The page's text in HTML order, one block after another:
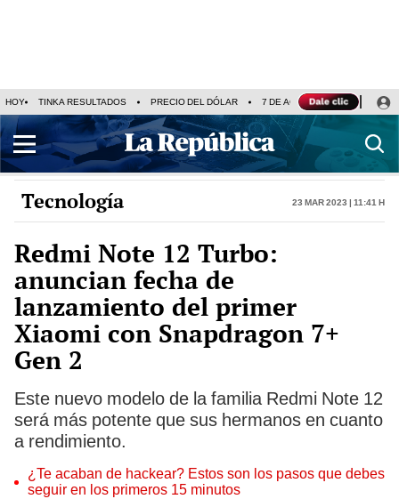
HOY TINKA RESULTADOS PRECIO DEL DÓLAR 7 DE AGOSTO OLLANTA
Tecnología 23 Mar 2023 | 11:41 h
Redmi Note 12 Turbo:
anuncian fecha de
lanzamiento del primer
Xiaomi con Snapdragon 7+
Gen 2
Este nuevo modelo de la familia Redmi Note 12
será más potente que sus hermanos en cuanto
a rendimiento.
¿Te acaban de hackear? Estos son los pasos que debes
seguir en los primeros 15 minutos